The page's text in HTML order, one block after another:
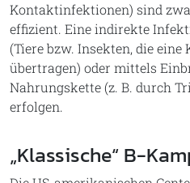
Kontaktinfektionen) sind
effizient. Eine indirekte
(Tiere bzw. Insekten, die
übertragen) oder mittels
Nahrungskette (z. B. durch
erfolgen.
„Klassische“ B-